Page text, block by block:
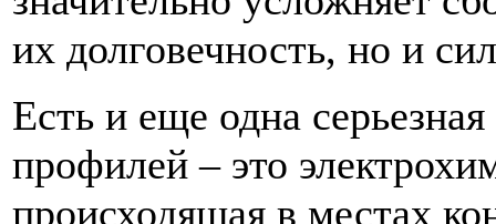
их долговечность, но и
Есть и еще одна
профилей – это
происходящая в местах